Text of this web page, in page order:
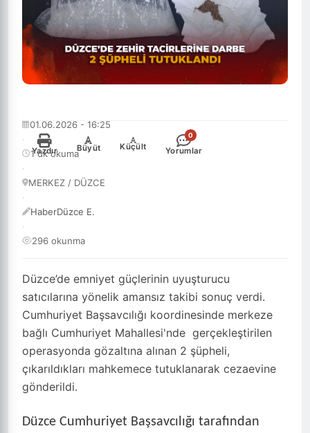
Düzce’de emniyet güçlerinin uyuşturucu
satıcılarına yönelik amansız takibi sonuç verdi.
Cumhuriyet Başsavcılığı koordinesinde merkeze
bağlı Cumhuriyet Mahallesi'nde gerçekleştirilen
operasyonda gözaltına alınan 2 şüpheli,
çıkarıldıkları mahkemece tutuklanarak cezaevine
gönderildi.
01.06.2026 - 16:25
·
1 dk okuma
·
MERKEZ / DÜZCE
·
HaberDüzce E.
·
296 okunma
Yazdır
+
Büyüt
-
Küçült
0
Yorumlar
Düzce Cumhuriyet Başsavcılığı tarafından